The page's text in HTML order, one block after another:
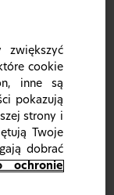
zawierającą
pasty do zębów,
7,5 g po 4
zawierającą
przy użyciu
24 tygodniach w
(II) w porównaniu
to wykazało
zapalenia
w porównaniu z
zwiększyć
cookie
inne są
pokazują
strony i
Twoje
dobrać
ochronie